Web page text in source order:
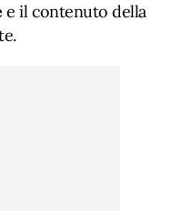
e il contenuto della